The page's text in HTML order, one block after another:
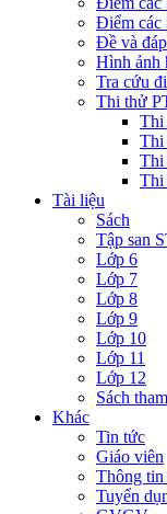
Điểm các
Đề và
Hình ảnh
Tra cứu
Thi thử
Thi
Thi
Thi
Thi
Tài liệu
Sách
Tập san
Lớp 6
Lớp 7
Lớp 8
Lớp 9
Lớp 10
Lớp 11
Lớp 12
Sách
Khác
Tin tức
Giáo viên
Thông tin
Tuyển